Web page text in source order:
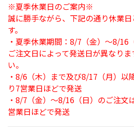
※夏季休業日のご案内※
誠に勝手ながら、下記の通り休業
す。
・夏季休業期間：8/7（金）～8/16
ご注文日によって発送日が異なり
い。
・8/6（木）まで及び8/17（月）以
り7営業日ほどで発送
・8/7（金）～8/16（日）のご注文
営業日ほどで発送